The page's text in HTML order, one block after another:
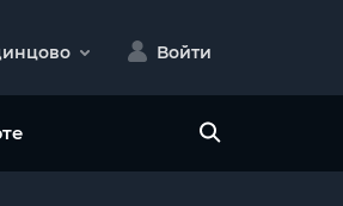
Войти